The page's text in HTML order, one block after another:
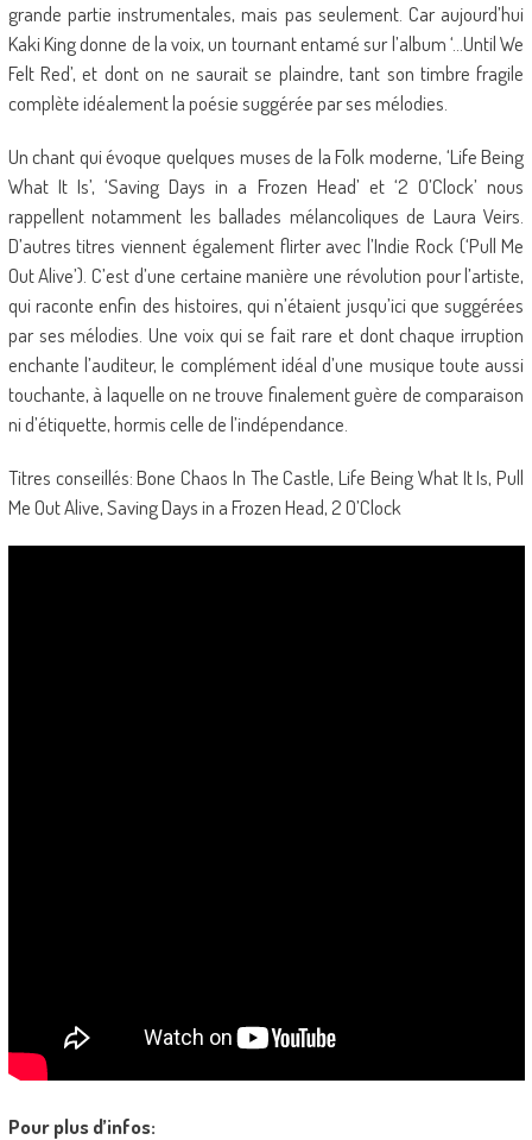
grande partie instrumentales, mais pas seulement. Car aujourd’hui
Kaki King donne de la voix, un tournant entamé sur l’album ‘…Until We
Felt Red’, et dont on ne saurait se plaindre, tant son timbre fragile
complète idéalement la poésie suggérée par ses mélodies.
Un chant qui évoque quelques muses de la Folk moderne, ‘Life Being
What It Is’, ‘Saving Days in a Frozen Head’ et ‘2 O’Clock’ nous
rappellent notamment les ballades mélancoliques de Laura Veirs.
D’autres titres viennent également flirter avec l’Indie Rock (‘Pull Me
Out Alive’). C’est d’une certaine manière une révolution pour l’artiste,
qui raconte enfin des histoires, qui n’étaient jusqu’ici que suggérées
par ses mélodies. Une voix qui se fait rare et dont chaque irruption
enchante l’auditeur, le complément idéal d’une musique toute aussi
touchante, à laquelle on ne trouve finalement guère de comparaison
ni d’étiquette, hormis celle de l’indépendance.
Titres conseillés: Bone Chaos In The Castle, Life Being What It Is, Pull
Me Out Alive, Saving Days in a Frozen Head, 2 O’Clock
Pour plus d’infos: